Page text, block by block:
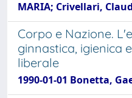
MARIA; Crivellari,
Corpo e Nazione.
ginnastica, igienica
liberale
1990-01-01 Bonetta,